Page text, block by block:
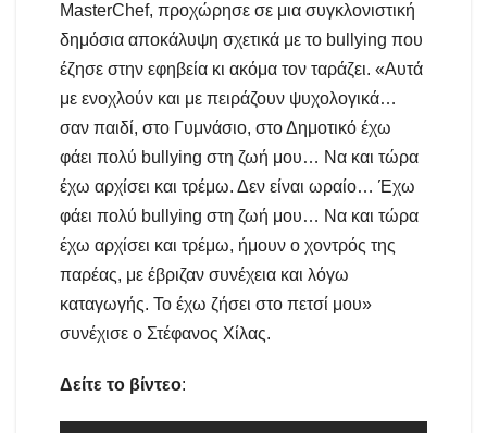
MasterChef, προχώρησε σε μια συγκλονιστική
δημόσια αποκάλυψη σχετικά με το bullying που
έζησε στην εφηβεία κι ακόμα τον ταράζει. «Αυτά
με ενοχλούν και με πειράζουν ψυχολογικά…
σαν παιδί, στο Γυμνάσιο, στο Δημοτικό έχω
φάει πολύ bullying στη ζωή μου… Να και τώρα
έχω αρχίσει και τρέμω. Δεν είναι ωραίο… Έχω
φάει πολύ bullying στη ζωή μου… Να και τώρα
έχω αρχίσει και τρέμω, ήμουν ο χοντρός της
παρέας, με έβριζαν συνέχεια και λόγω
καταγωγής. Το έχω ζήσει στο πετσί μου»
συνέχισε ο Στέφανος Χίλας.
Δείτε το βίντεο: